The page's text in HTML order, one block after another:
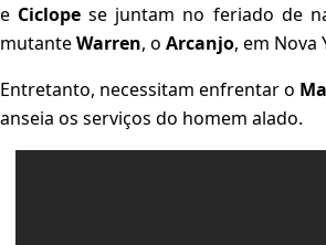
e Ciclope se juntam no feriado de
mutanteWarren, o Arcanjo, em Nova
Entretanto, necessitam enfrentar o
anseia os serviços do homem alado.